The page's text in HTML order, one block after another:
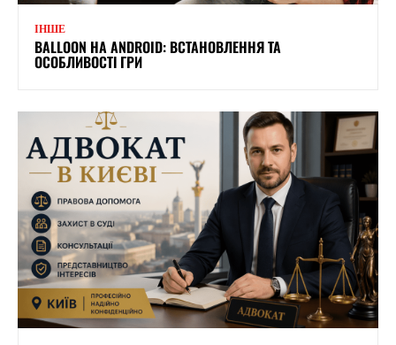
ІНШЕ
BALLOON НА ANDROID: ВСТАНОВЛЕННЯ ТА
ОСОБЛИВОСТІ ГРИ